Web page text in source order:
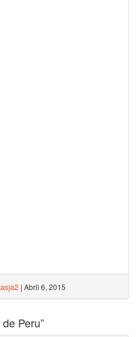
| Abril 6, 2015
Peru”